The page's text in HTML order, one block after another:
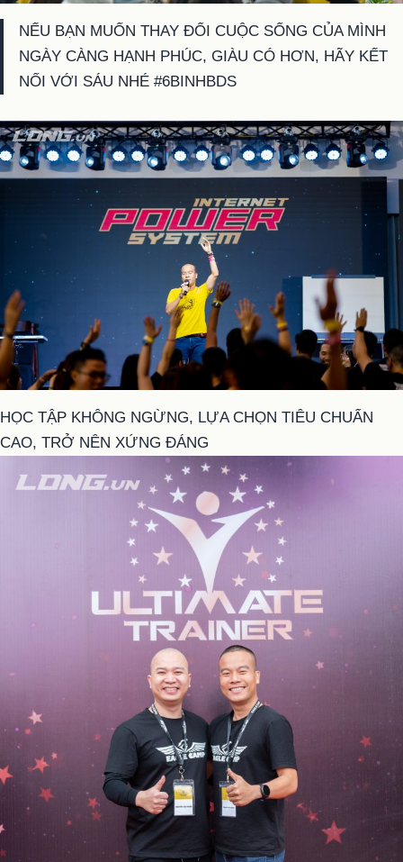
NẾU BẠN MUỐN THAY ĐỔI CUỘC SỐNG CỦA MÌNH
NGÀY CÀNG HẠNH PHÚC, GIÀU CÓ HƠN, HÃY KẾT
NỐI VỚI SÁU NHÉ #6BINHBDS
HỌC TẬP KHÔNG NGỪNG, LỰA CHỌN TIÊU CHUẨN
CAO, TRỞ NÊN XỨNG ĐÁNG